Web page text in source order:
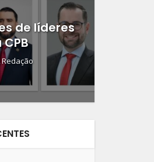
de líderes
Redação